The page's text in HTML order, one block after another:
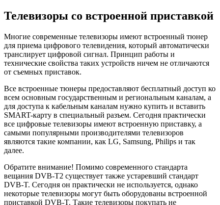
Телевизоры со встроенной приставкой
Многие современные телевизоры имеют встроенный тюнер
для приема цифрового телевидения, который автоматически
транслирует цифровой сигнал. Принцип работы и
технические свойства таких устройств ничем не отличаются
от съемных приставок.
Все встроенные тюнеры предоставляют бесплатный доступ ко
всем основным государственным и региональным каналам, а
для доступа к кабельным каналам нужно купить и вставить
SMART-карту в специальный разъем. Сегодня практически
все цифровые телевизоры имеют встроенную приставку, а
самыми популярными производителями телевизоров
являются такие компании, как LG, Samsung, Philips и так
далее.
Обратите внимание! Помимо современного стандарта
вещания DVB-T2 существует также устаревший стандарт
DVB-T. Сегодня он практически не используется, однако
некоторые телевизоры могут быть оборудованы встроенной
приставкой DVB-T. Такие телевизоры покупать не